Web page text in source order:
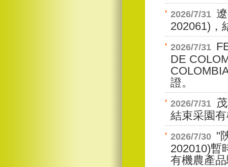
2026/7/31
202061)，
2026/7/31
DE
證。
2026/7/31
結束采園
2026/7/30 "
202010)暫
有機農產